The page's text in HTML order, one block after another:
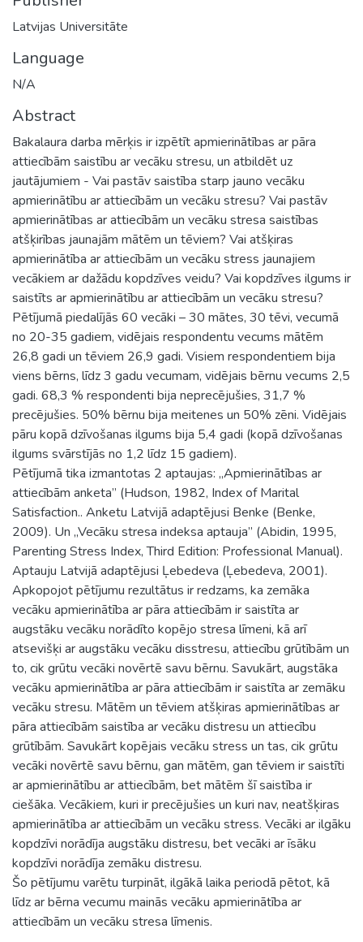
Latvijas Universitāte
Language
N/A
Abstract
Bakalaura darba mērķis ir izpētīt apmierinātības ar pāra
attiecībām saistību ar vecāku stresu, un atbildēt uz
jautājumiem - Vai pastāv saistība starp jauno vecāku
apmierinātību ar attiecībām un vecāku stresu? Vai pastāv
apmierinātības ar attiecībām un vecāku stresa saistības
atšķirības jaunajām mātēm un tēviem? Vai atšķiras
apmierinātība ar attiecībām un vecāku stress jaunajiem
vecākiem ar dažādu kopdzīves veidu? Vai kopdzīves ilgums ir
saistīts ar apmierinātību ar attiecībām un vecāku stresu?
Pētījumā piedalījās 60 vecāki – 30 mātes, 30 tēvi, vecumā
no 20-35 gadiem, vidējais respondentu vecums mātēm
26,8 gadi un tēviem 26,9 gadi. Visiem respondentiem bija
viens bērns, līdz 3 gadu vecumam, vidējais bērnu vecums 2,5
gadi. 68,3 % respondenti bija neprecējušies, 31,7 %
precējušies. 50% bērnu bija meitenes un 50% zēni. Vidējais
pāru kopā dzīvošanas ilgums bija 5,4 gadi (kopā dzīvošanas
ilgums svārstījās no 1,2 līdz 15 gadiem).
Pētījumā tika izmantotas 2 aptaujas: „Apmierinātības ar
attiecībām anketa” (Hudson, 1982, Index of Marital
Satisfaction.. Anketu Latvijā adaptējusi Benke (Benke,
2009). Un „Vecāku stresa indeksa aptauja” (Abidin, 1995,
Parenting Stress Index, Third Edition: Professional Manual).
Aptauju Latvijā adaptējusi Ļebedeva (Ļebedeva, 2001).
Apkopojot pētījumu rezultātus ir redzams, ka zemāka
vecāku apmierinātība ar pāra attiecībām ir saistīta ar
augstāku vecāku norādīto kopējo stresa līmeni, kā arī
atsevišķi ar augstāku vecāku disstresu, attiecību grūtībām un
to, cik grūtu vecāki novērtē savu bērnu. Savukārt, augstāka
vecāku apmierinātība ar pāra attiecībām ir saistīta ar zemāku
vecāku stresu. Mātēm un tēviem atšķiras apmierinātības ar
pāra attiecībām saistība ar vecāku distresu un attiecību
grūtībām. Savukārt kopējais vecāku stress un tas, cik grūtu
vecāki novērtē savu bērnu, gan mātēm, gan tēviem ir saistīti
ar apmierinātību ar attiecībām, bet mātēm šī saistība ir
ciešāka. Vecākiem, kuri ir precējušies un kuri nav, neatšķiras
apmierinātība ar attiecībām un vecāku stress. Vecāki ar ilgāku
kopdzīvi norādīja augstāku distresu, bet vecāki ar īsāku
kopdzīvi norādīja zemāku distresu.
Šo pētījumu varētu turpināt, ilgākā laika periodā pētot, kā
līdz ar bērna vecumu mainās vecāku apmierinātība ar
attiecībām un vecāku stresa līmenis.